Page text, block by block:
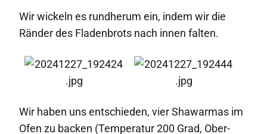
Wir wickeln es rundherum ein, indem wir die
Ränder des Fladenbrots nach innen falten.
Wir haben uns entschieden, vier Shawarmas im
Ofen zu backen (Temperatur 200 Grad, Ober-